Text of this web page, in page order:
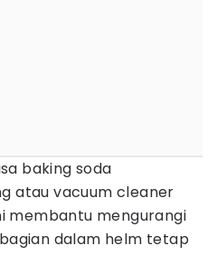
baking soda
atau vacuum cleaner
membantu mengurangi
dalam helm tetap